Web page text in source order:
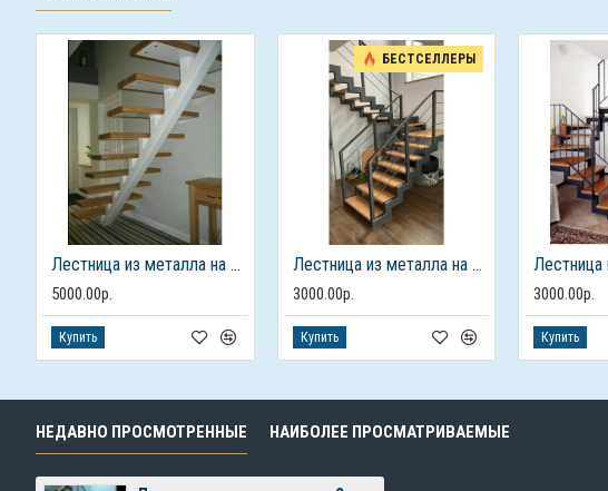
Лестница из металла на 2 этаж
5000.00р.
Купить
БЕСТСЕЛЛЕРЫ
Лестница из металла на 2 этаж
3000.00р.
Купить
3000.00р.
Купить
НЕДАВНО ПРОСМОТРЕННЫЕ НАИБОЛЕЕ ПРОСМАТРИВАЕМЫЕ